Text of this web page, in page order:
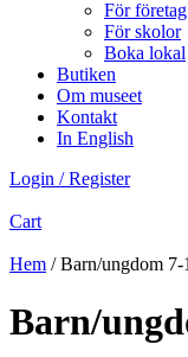
För företag
För skolor
Boka lokal
Butiken
Om museet
Kontakt
In English
Login / Register
Cart
Hem / Barn/ungdom 7-
Barn/